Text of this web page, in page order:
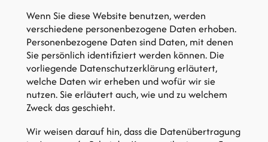
Wenn Sie diese Website benutzen, werden
verschiedene personenbezogene Daten erhoben.
Personenbezogene Daten sind Daten, mit denen
Sie persönlich identifiziert werden können. Die
vorliegende Datenschutzerklärung erläutert,
welche Daten wir erheben und wofür wir sie
nutzen. Sie erläutert auch, wie und zu welchem
Zweck das geschieht.
Wir weisen darauf hin, dass die Datenübertragung